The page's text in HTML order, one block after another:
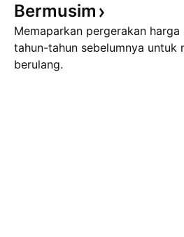
Bermusim
Memaparkan pergerakan
tahun-tahun sebelumnya untuk
berulang.